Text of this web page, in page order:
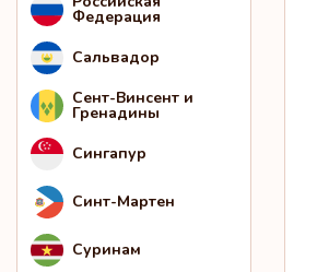
Федерация
Сальвадор
Сент-Винсент и
Гренадины
Сингапур
Синт-Мартен
Суринам